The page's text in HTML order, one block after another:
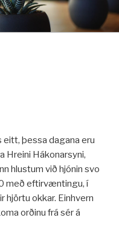
þessa dagana eru
Hreini Hákonarsyni,
hlustum við hjónin svo
með eftirvæntingu, í
hjörtu okkar. Einhvern
orðinu frá sér á